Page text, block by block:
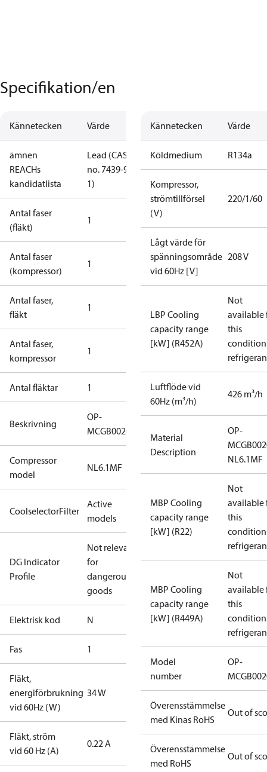
Specifikation/en
Kännetecken Värde
ämnen
REACHs
kandidatlista
Lead (CAS
no. 7439-92-
1)
Antal faser
(fläkt)
1
Antal faser
(kompressor)
1
Antal faser,
fläkt
1
Antal faser,
kompressor
1
Antal fläktar 1
Beskrivning
OP-
MCGB0020M60000N
Compressor
model
NL6.1MF
CoolselectorFilter
Active
models
DG Indicator
Profile
Not relevant
for
dangerous
goods
Elektrisk kod N
Fas 1
Fläkt,
energiförbrukning
vid 60Hz (W)
34 W
Fläkt, ström
vid 60 Hz (A)
0.22 A
Kännetecken Värde
Köldmedium R134a
Kompressor,
strömtillförsel
(V)
220/1/60
Lågt värde för
spänningsområde
vid 60Hz [V]
208 V
LBP Cooling
capacity range
[kW] (R452A)
Not
available
this
Luftflöde vid
60Hz (m³/h)
426 m³/h
Material
Description
OP-
NL6.1MF
MBP Cooling
capacity range
[kW] (R22)
Not
available
this
MBP Cooling
capacity range
[kW] (R449A)
Not
available
this
Model
number
OP-
Överensstämmelse
med Kinas RoHS
Out of
Överensstämmelse
med RoHS
Out of